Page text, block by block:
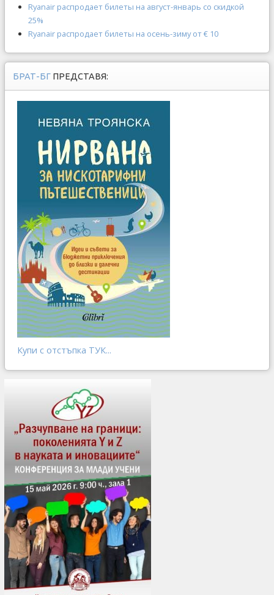
Ryanair распродает билеты на август-январь со скидкой
25%
Ryanair распродает билеты на осень-зиму от € 10
БРАТ-БГ ПРЕДСТАВЯ:
Купи с отстъпка ТУК...